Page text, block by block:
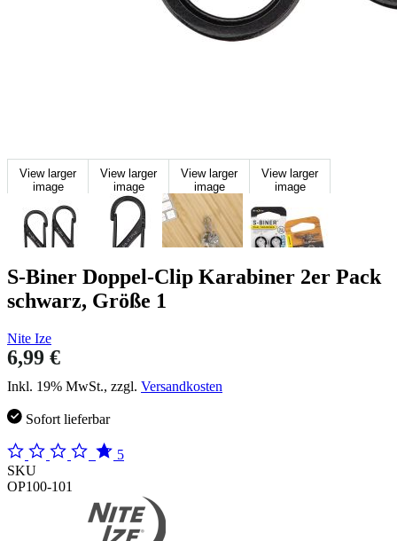
View larger
image
View larger
image
View larger
image
View larger
image
S-Biner Doppel-Clip Karabiner 2er Pack
schwarz, Größe 1
Nite Ize
6,99 €
Inkl. 19% MwSt., zzgl. Versandkosten
Sofort lieferbar
5
SKU
OP100-101